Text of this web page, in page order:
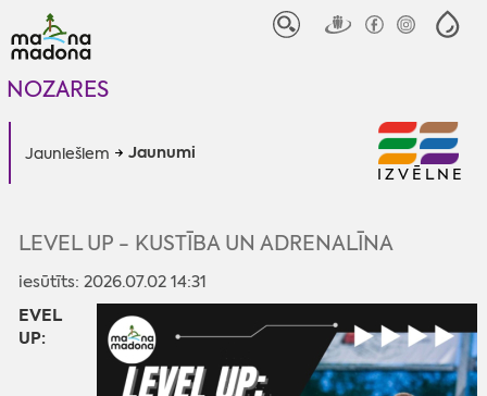
NOZARES
Jauniešiem Jaunumi
IZVĒLNE
LEVEL UP - KUSTĪBA UN ADRENALĪNA
iesūtīts: 2026.07.02 14:31
EVEL
UP: